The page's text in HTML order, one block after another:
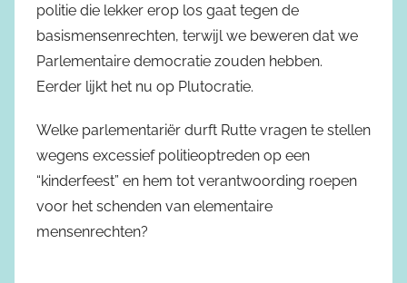
politie die lekker erop los gaat tegen de
basismensenrechten, terwijl we beweren dat we
Parlementaire democratie zouden hebben.
Eerder lijkt het nu op Plutocratie.
Welke parlementariër durft Rutte vragen te stellen
wegens excessief politieoptreden op een
“kinderfeest” en hem tot verantwoording roepen
voor het schenden van elementaire
mensenrechten?